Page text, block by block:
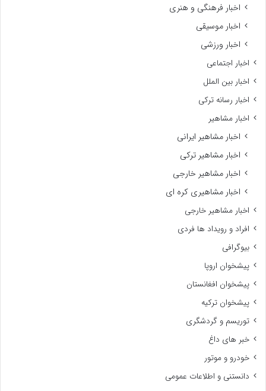
اخبار فرهنگی و هنری
اخبار موسیقی
اخبار ورزشی
اخبار اجتماعی
اخبار بین الملل
اخبار رسانه ترکی
اخبار مشاهیر
اخبار مشاهیر ایرانی
اخبار مشاهیر ترکی
اخبار مشاهیر خارجی
اخبار مشاهیری کره ای
اخبار مشاهیر خارجی
افراد و رویداد ها فردی
بیوگرافی
پیشخوان اروپا
پیشخوان افغانستان
پیشخوان ترکیه
توریسم و گردشگری
خبر های داغ
خودرو و موتور
دانستنی و اطلاعات عمومی